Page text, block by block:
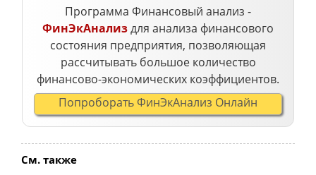
Программа Финансовый анализ -
ФинЭкАнализдля анализа финансового
состояния предприятия, позволяющая
рассчитывать большое количество
финансово-экономических коэффициентов.
Попроборать ФинЭкАнализ Онлайн
См. также